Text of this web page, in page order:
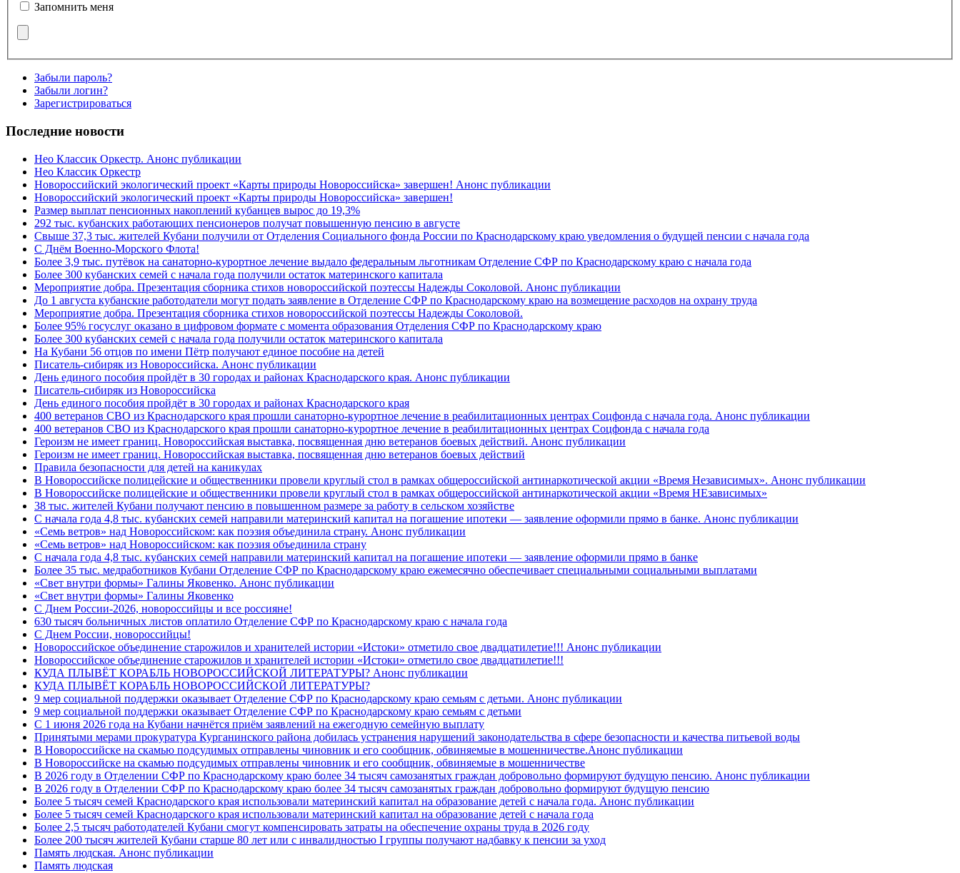
Запомнить меня
Забыли пароль?
Забыли логин?
Зарегистрироваться
Последние новости
Нео Классик Оркестр. Анонс публикации
Нео Классик Оркестр
Новороссийский экологический проект «Карты природы Новороссийска» завершен! Анонс публикации
Новороссийский экологический проект «Карты природы Новороссийска» завершен!
Размер выплат пенсионных накоплений кубанцев вырос до 19,3%
292 тыс. кубанских работающих пенсионеров получат повышенную пенсию в августе
Свыше 37,3 тыс. жителей Кубани получили от Отделения Социального фонда России по Краснодарскому краю уведомления о будущей пенсии с начала года
C Днём Военно-Морского Флота!
Более 3,9 тыс. путёвок на санаторно-курортное лечение выдало федеральным льготникам Отделение СФР по Краснодарскому краю с начала года
Более 300 кубанских семей с начала года получили остаток материнского капитала
Мероприятие добра. Презентация сборника стихов новороссийской поэтессы Надежды Соколовой. Анонс публикации
До 1 августа кубанские работодатели могут подать заявление в Отделение СФР по Краснодарскому краю на возмещение расходов на охрану труда
Мероприятие добра. Презентация сборника стихов новороссийской поэтессы Надежды Соколовой.
Более 95% госуслуг оказано в цифровом формате с момента образования Отделения СФР по Краснодарскому краю
Более 300 кубанских семей с начала года получили остаток материнского капитала
На Кубани 56 отцов по имени Пётр получают единое пособие на детей
Писатель-сибиряк из Новороссийска. Анонс публикации
День единого пособия пройдёт в 30 городах и районах Краснодарского края. Анонс публикации
Писатель-сибиряк из Новороссийска
День единого пособия пройдёт в 30 городах и районах Краснодарского края
400 ветеранов СВО из Краснодарского края прошли санаторно-курортное лечение в реабилитационных центрах Соцфонда с начала года. Анонс публикации
400 ветеранов СВО из Краснодарского края прошли санаторно-курортное лечение в реабилитационных центрах Соцфонда с начала года
Героизм не имеет границ. Новороссийская выставка, посвященная дню ветеранов боевых действий. Анонс публикации
Героизм не имеет границ. Новороссийская выставка, посвященная дню ветеранов боевых действий
Правила безопасности для детей на каникулах
В Новороссийске полицейские и общественники провели круглый стол в рамках общероссийской антинаркотической акции «Время Независимых». Анонс публикации
В Новороссийске полицейские и общественники провели круглый стол в рамках общероссийской антинаркотической акции «Время НЕзависимых»
38 тыс. жителей Кубани получают пенсию в повышенном размере за работу в сельском хозяйстве
С начала года 4,8 тыс. кубанских семей направили материнский капитал на погашение ипотеки — заявление оформили прямо в банке. Анонс публикации
«Семь ветров» над Новороссийском: как поэзия объединила страну. Анонс публикации
«Семь ветров» над Новороссийском: как поэзия объединила страну
С начала года 4,8 тыс. кубанских семей направили материнский капитал на погашение ипотеки — заявление оформили прямо в банке
Более 35 тыс. медработников Кубани Отделение СФР по Краснодарскому краю ежемесячно обеспечивает специальными социальными выплатами
«Свет внутри формы» Галины Яковенко. Анонс публикации
«Свет внутри формы» Галины Яковенко
C Днем России-2026, новороссийцы и все россияне!
630 тысяч больничных листов оплатило Отделение СФР по Краснодарскому краю с начала года
C Днем России, новороссийцы!
Новороссийское объединение старожилов и хранителей истории «Истоки» отметило свое двадцатилетие!!! Анонс публикации
Новороссийское объединение старожилов и хранителей истории «Истоки» отметило свое двадцатилетие!!!
КУДА ПЛЫВЁТ КОРАБЛЬ НОВОРОССИЙСКОЙ ЛИТЕРАТУРЫ? Анонс публикации
КУДА ПЛЫВЁТ КОРАБЛЬ НОВОРОССИЙСКОЙ ЛИТЕРАТУРЫ?
9 мер социальной поддержки оказывает Отделение СФР по Краснодарскому краю семьям с детьми. Анонс публикации
9 мер социальной поддержки оказывает Отделение СФР по Краснодарскому краю семьям с детьми
С 1 июня 2026 года на Кубани начнётся приём заявлений на ежегодную семейную выплату
Принятыми мерами прокуратура Курганинского района добилась устранения нарушений законодательства в сфере безопасности и качества питьевой воды
В Новороссийске на скамью подсудимых отправлены чиновник и его сообщник, обвиняемые в мошенничестве.Анонс публикации
В Новороссийске на скамью подсудимых отправлены чиновник и его сообщник, обвиняемые в мошенничестве
В 2026 году в Отделении СФР по Краснодарскому краю более 34 тысяч самозанятых граждан добровольно формируют будущую пенсию. Анонс публикации
В 2026 году в Отделении СФР по Краснодарскому краю более 34 тысяч самозанятых граждан добровольно формируют будущую пенсию
Более 5 тысяч семей Краснодарского края использовали материнский капитал на образование детей с начала года. Анонс публикации
Более 5 тысяч семей Краснодарского края использовали материнский капитал на образование детей с начала года
Более 2,5 тысяч работодателей Кубани смогут компенсировать затраты на обеспечение охраны труда в 2026 году
Более 200 тысяч жителей Кубани старше 80 лет или с инвалидностью I группы получают надбавку к пенсии за уход
Память людская. Анонс публикации
Память людская